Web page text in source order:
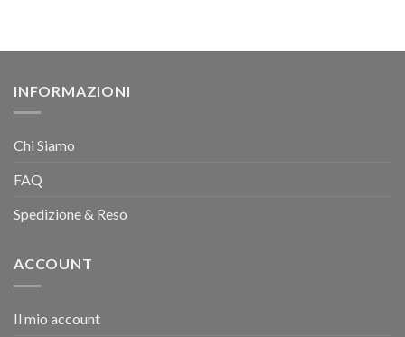
INFORMAZIONI
Chi Siamo
FAQ
Spedizione & Reso
ACCOUNT
Il mio account